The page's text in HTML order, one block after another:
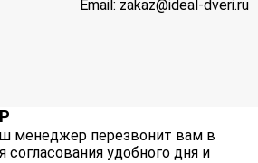
Email: zakaz@ideal-dveri.ru
менеджер перезвонит вам в
удобного дня и